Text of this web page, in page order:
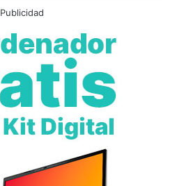
Publicidad